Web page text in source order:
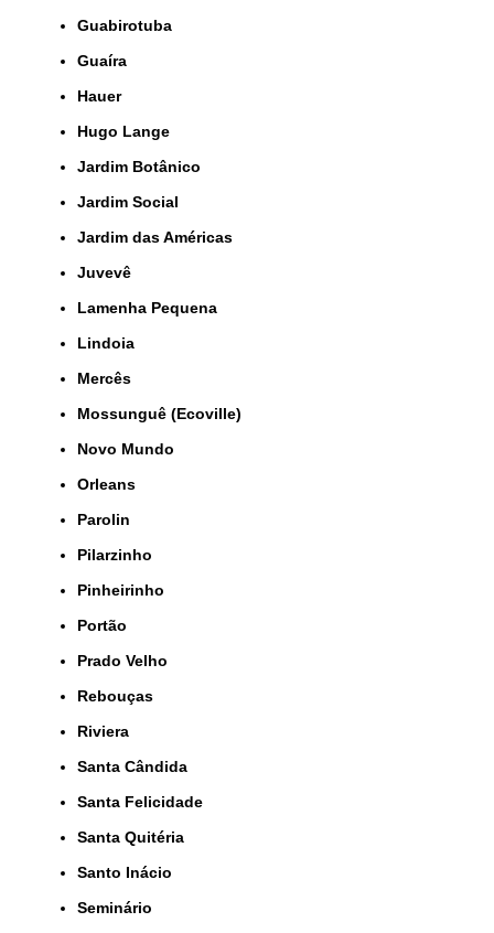
Guabirotuba
Guaíra
Hauer
Hugo Lange
Jardim Botânico
Jardim Social
Jardim das Américas
Juvevê
Lamenha Pequena
Lindoia
Mercês
Mossunguê (Ecoville)
Novo Mundo
Orleans
Parolin
Pilarzinho
Pinheirinho
Portão
Prado Velho
Rebouças
Riviera
Santa Cândida
Santa Felicidade
Santa Quitéria
Santo Inácio
Seminário